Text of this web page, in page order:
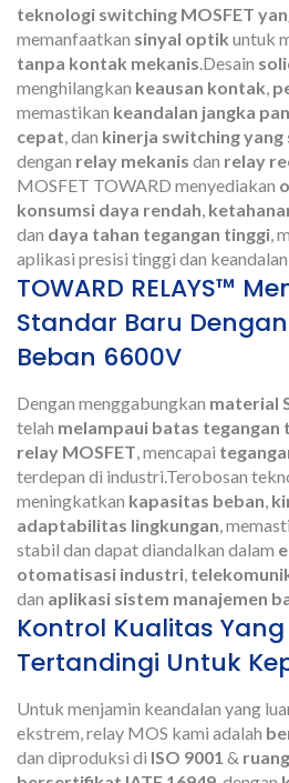
teknologi switching MOSFET
memanfaatkan sinyal optik untuk
tanpa kontak mekanis.Desain
menghilangkan keausan kontak,
memastikan keandalan jangka
cepat, dan kinerja switching
dengan relay mekanis dan relay
MOSFET TOWARD menyediakan
konsumsi daya rendah,
dan daya tahan tegangan tinggi,
aplikasi presisi tinggi dan
TOWARD RELAYS™
Standar Baru
Beban 6600V
Dengan menggabungkan material
telah melampaui batas
relay MOSFET, mencapai
terdepan di industri.Terobosan
meningkatkan kapasitas beban,
adaptabilitas lingkungan,
stabil dan dapat diandalkan dalam
otomatisasi industri,
dan aplikasi sistem manajemen
Kontrol Kualitas
Tertandingi Untuk
Untuk menjamin keandalan yang
ekstrem, relay MOS kami adalah
dan diproduksi di ISO 9001 &